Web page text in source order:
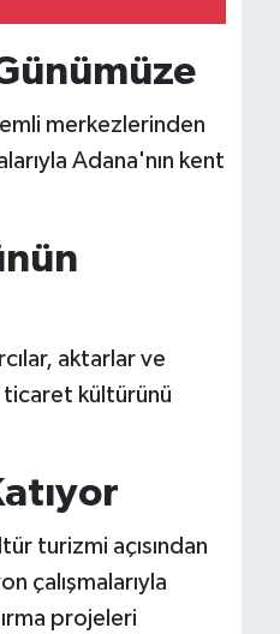
merkezlerinden
Adana'nın kent
aktarlar ve
ticaret kültürünü
turizmi açısından
çalışmalarıyla
projeleri